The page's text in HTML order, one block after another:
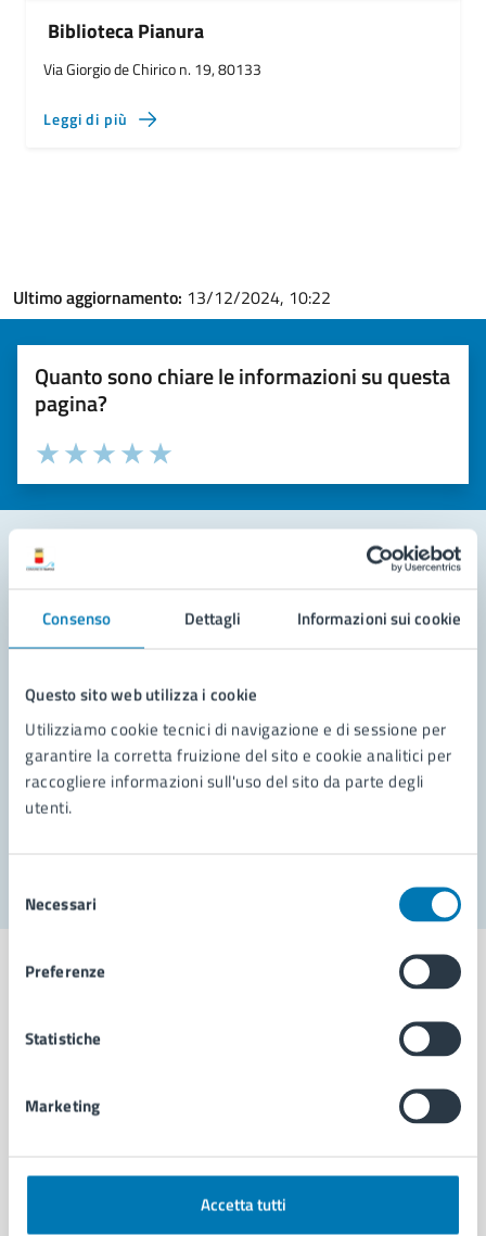
Consenso Dettagli Informazioni sui cookie
Questo sito web utilizza i cookie
Utilizziamo cookie tecnici di navigazione e di sessione per
garantire la corretta fruizione del sito e cookie analitici per
raccogliere informazioni sull'uso del sito da parte degli
utenti.
delNecessari
Preferenze
Statistiche
Marketing
Accetta tutti
Biblioteca Pianura
Via Giorgio de Chirico n. 19, 80133
Leggi di più
Ultimo aggiornamento: 13/12/2024, 10:22
Quanto sono chiare le informazioni su questa
pagina?
Valuta la chiarezza delle informazioni (da 1 a 5 stelle)
Seleziona il numero di stelle per valutare la chiarezza delle
Valuta 5 stelle su 5
Valuta 4 stelle su 5
Valuta 3 stelle su 5
Valuta 2 stelle su 5
Valuta 1 stelle su 5
Leggi le domande frequenti
Richiedi assistenza
Prenota appuntamento
Problemi in città
Comune di Napoli
AMMINISTRAZIONE
Organi di governo